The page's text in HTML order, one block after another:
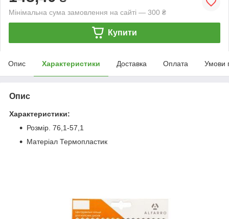
Мінімальна сума замовлення на сайті — 300 ₴
Купити
Опис Характеристики Доставка Оплата Умови
Опис
Характеристики:
Розмір. 76,1-57,1
Матеріал Термопластик